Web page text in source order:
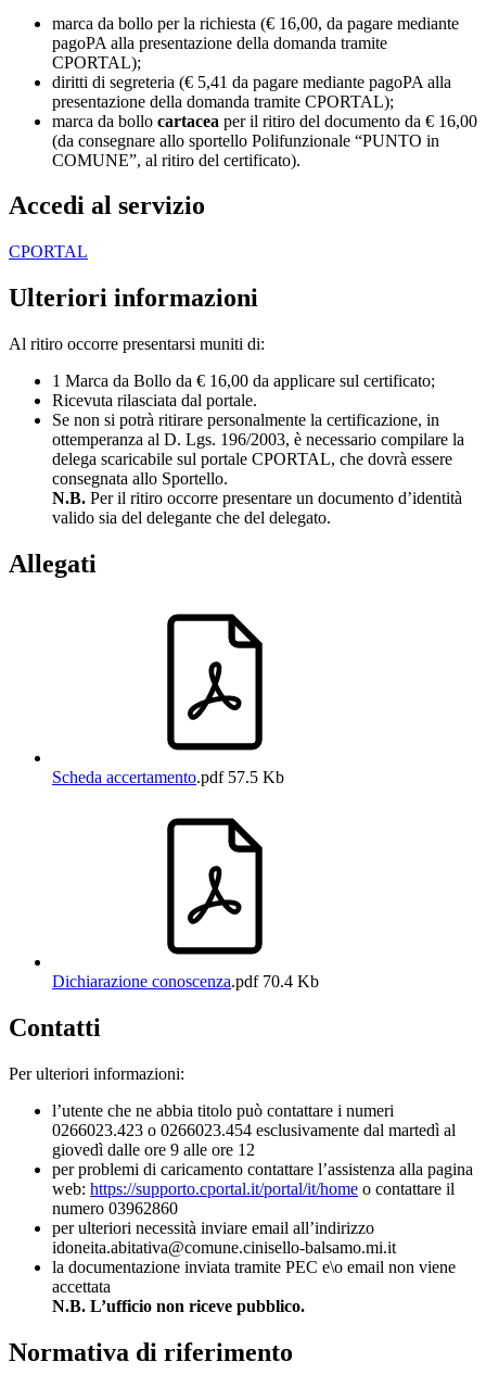
marca da bollo per la richiesta (€ 16,00, da pagare mediante
pagoPA alla presentazione della domanda tramite
CPORTAL);
diritti di segreteria (€ 5,41 da pagare mediante pagoPA alla
presentazione della domanda tramite CPORTAL);
marca da bollo cartacea per il ritiro del documento da € 16,00
(da consegnare allo sportello Polifunzionale “PUNTO in
COMUNE”, al ritiro del certificato).
Accedi al servizio
CPORTAL
Ulteriori informazioni
Al ritiro occorre presentarsi muniti di:
1 Marca da Bollo da € 16,00 da applicare sul certificato;
Ricevuta rilasciata dal portale.
Se non si potrà ritirare personalmente la certificazione, in
ottemperanza al D. Lgs. 196/2003, è necessario compilare la
delega scaricabile sul portale CPORTAL, che dovrà essere
consegnata allo Sportello.
N.B. Per il ritiro occorre presentare un documento d’identità
valido sia del delegante che del delegato.
Allegati
Scheda accertamento.pdf57.5 Kb
Dichiarazione conoscenza.pdf70.4 Kb
Contatti
Per ulteriori informazioni:
l’utente che ne abbia titolo può contattare i numeri
0266023.423 o 0266023.454 esclusivamente dal martedì al
giovedì dalle ore 9 alle ore 12
per problemi di caricamento contattare l’assistenza alla pagina
web: https://supporto.cportal.it/portal/it/home o contattare il
numero 03962860
per ulteriori necessità inviare email all’indirizzo
idoneita.abitativa@comune.cinisello-balsamo.mi.it
la documentazione inviata tramite PEC e\o email non viene
accettata
N.B. L’ufficio non riceve pubblico.
Normativa di riferimento